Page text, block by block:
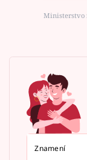
Ministerstvo